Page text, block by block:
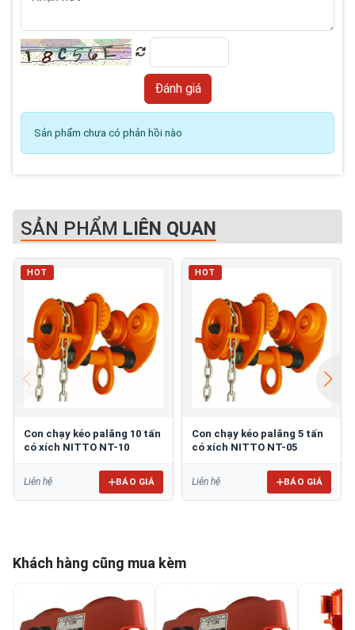
Sản phẩm chưa có phản hồi nào
SẢN PHẨM LIÊN QUAN
HOT
Con chạy kéo palăng 10 tấn
có xích NITTO NT-10
Liên hệ BÁO GIÁ
HOT
Con chạy kéo palăng 5 tấn
có xích NITTO NT-05
Liên hệ BÁO GIÁ
Khách hàng cũng mua kèm